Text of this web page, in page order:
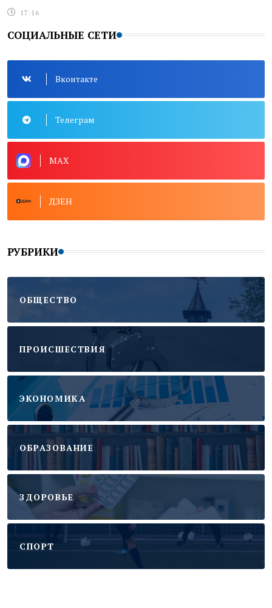
17:16
СОЦИАЛЬНЫЕ СЕТИ
Вконтакте
Телеграм
MAX
ДЗЕН
РУБРИКИ
ОБЩЕСТВО
ПРОИСШЕСТВИЯ
ЭКОНОМИКА
ОБРАЗОВАНИЕ
ЗДОРОВЬЕ
CПОРТ